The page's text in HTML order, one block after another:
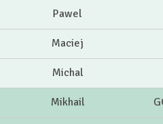
Pawel
Maciej
Michal
Mikhail